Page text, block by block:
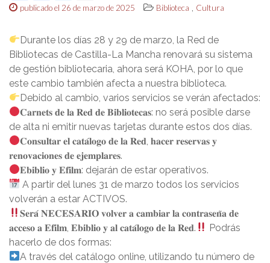
publicado el 26 de marzo de 2025 Biblioteca Cultura
Durante los días 28 y 29 de marzo, la Red de
Bibliotecas de Castilla-La Mancha renovará su sistema
de gestión bibliotecaria, ahora será KOHA, por lo que
este cambio también afecta a nuestra biblioteca.
Debido al cambio, varios servicios se verán afectados:
𝐂𝐚𝐫𝐧𝐞𝐭𝐬 𝐝𝐞 𝐥𝐚 𝐑𝐞𝐝 𝐝𝐞 𝐁𝐢𝐛𝐥𝐢𝐨𝐭𝐞𝐜𝐚𝐬: no será posible darse
de alta ni emitir nuevas tarjetas durante estos dos días.
𝐂𝐨𝐧𝐬𝐮𝐥𝐭𝐚𝐫 𝐞𝐥 𝐜𝐚𝐭𝐚́𝐥𝐨𝐠𝐨 𝐝𝐞 𝐥𝐚 𝐑𝐞𝐝, 𝐡𝐚𝐜𝐞𝐫 𝐫𝐞𝐬𝐞𝐫𝐯𝐚𝐬 𝐲
𝐫𝐞𝐧𝐨𝐯𝐚𝐜𝐢𝐨𝐧𝐞𝐬 𝐝𝐞 𝐞𝐣𝐞𝐦𝐩𝐥𝐚𝐫𝐞𝐬.
𝐄𝐛𝐢𝐛𝐥𝐢𝐨 𝐲 𝐄𝐟𝐢𝐥𝐦: dejarán de estar operativos.
A partir del lunes 31 de marzo todos los servicios
volverán a estar ACTIVOS.
𝐒𝐞𝐫𝐚́ 𝐍𝐄𝐂𝐄𝐒𝐀𝐑𝐈𝐎 𝐯𝐨𝐥𝐯𝐞𝐫 𝐚 𝐜𝐚𝐦𝐛𝐢𝐚𝐫 𝐥𝐚 𝐜𝐨𝐧𝐭𝐫𝐚𝐬𝐞𝐧̃𝐚 𝐝𝐞
𝐚𝐜𝐜𝐞𝐬𝐨 𝐚 𝐄𝐟𝐢𝐥𝐦, 𝐄𝐛𝐢𝐛𝐥𝐢𝐨 𝐲 𝐚𝐥 𝐜𝐚𝐭𝐚́𝐥𝐨𝐠𝐨 𝐝𝐞 𝐥𝐚 𝐑𝐞𝐝.
Podrás
hacerlo de dos formas:
A través del catálogo online, utilizando tu número de